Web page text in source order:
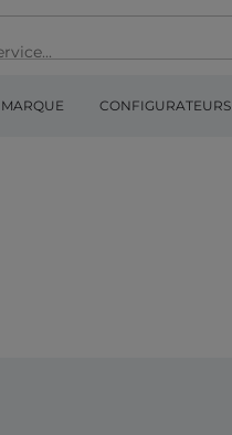
MARQUE CONFIGURATEURS